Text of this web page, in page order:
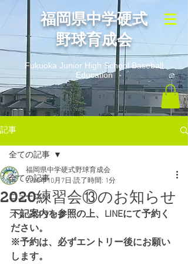
​福岡県中学硬式
野球育成会
Fukuoka Junior High School Baseball
Education
記事
全ての記事
ニュース
スタッフブログ
全ての記事
2020練習会⑬のお知らせ
福岡県中学硬式野球育成会
2020年10月7日 読了時間: 1分
下記案内を参照の上、LINEにて予約く
ださい。
※予約は、必ずエントリー後にお願い
します。